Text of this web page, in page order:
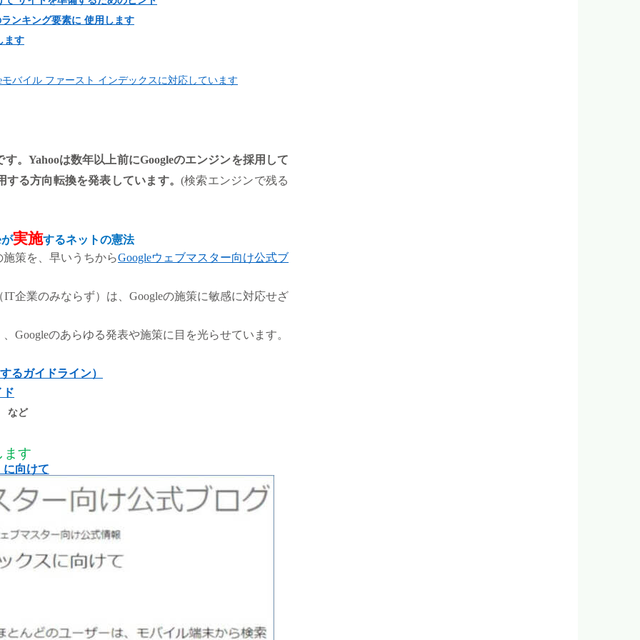
ンキング要素に 使用します
ます
モバイル ファースト インデックスに対応しています
。Yahooは数年以上前にGoogleのエンジンを採用して
する方向転換を発表しています。(検索エンジンで残る
実施するネットの憲法
策を、早いうちからGoogleウェブマスター向け公式ブ
企業のみならず）は、Googleの施策に敏感に対応せざ
Googleのあらゆる発表や施策に目を光らせています。
るガイドライン）
ド
など
ます
に向けて